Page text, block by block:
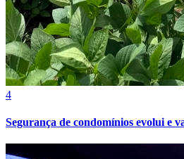
4
Segurança de condomínios evolui e